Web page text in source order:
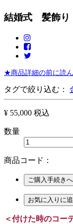
結婚式 髪飾り
★商品詳細の前に読
タグで絞り込む：
¥ 55,000 税込
数量
商品コード：
ご購入手続きへ
お気に入りに
＜付けた時のコー